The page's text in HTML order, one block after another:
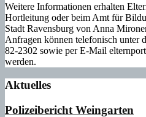
Weitere Informationen erhalten
Hortleitung oder beim Amt für
Stadt Ravensburg von Anna
Anfragen können telefonisch unter
82-2302 sowie per E-Mail
werden.
Aktuelles
Polizeibericht Weingarten